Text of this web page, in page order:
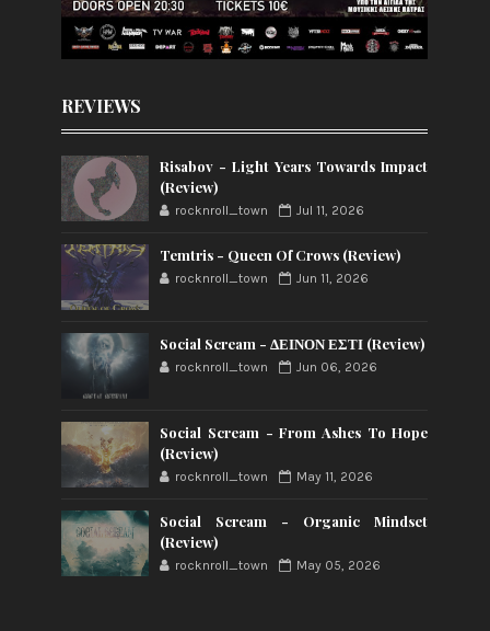
REVIEWS
Risabov - Light Years Towards Impact
(Review)
rocknroll_town Jul 11, 2026
Temtris - Queen Of Crows (Review)
rocknroll_town Jun 11, 2026
Social Scream - ΔΕΙΝΟΝ ΕΣΤΙ (Review)
rocknroll_town Jun 06, 2026
Social Scream - From Ashes To Hope
(Review)
rocknroll_town May 11, 2026
Social Scream - Organic Mindset
(Review)
rocknroll_town May 05, 2026